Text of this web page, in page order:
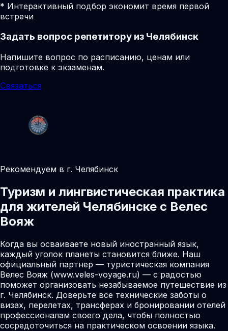
* Интерактивный подбор экономит время первой
встречи
Задать вопрос репетитору из Челябинск
Напишите вопрос по расписанию, ценам или
подготовке к экзаменам.
Связаться
Рекомендуем в г. Челябинск
Туризм и лингвистическая практика
для жителей Челябинске с Велес
Вояж
Когда вы осваиваете новый иностранный язык,
каждый уголок планеты становится ближе. Наш
официальный партнер — туристическая компания
Велес Вояж (www.veles-voyage.ru) — с радостью
поможет организовать незабываемое путешествие из
г. Челябинск. Доверьте все технические заботы о
визах, перелетах, трансферах и бронировании отелей
профессионалам своего дела, чтобы полностью
сосредоточиться на практическом освоении языка.